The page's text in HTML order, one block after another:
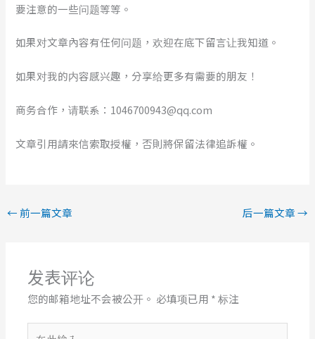
要注意的一些问题等等。
如果对文章內容有任何问题，欢迎在底下留言让我知道。
如果对我的内容感兴趣，分享给更多有需要的朋友！
商务合作，请联系：1046700943@qq.com
文章引用請來信索取授權，否則將保留法律追訴權。
← 前一篇文章 后一篇文章→
发表评论
您的邮箱地址不会被公开。 必填项已用 *标注